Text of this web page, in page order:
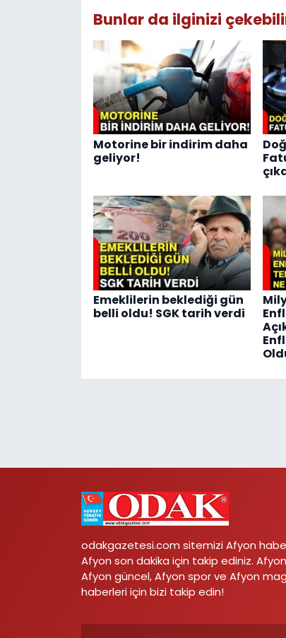
Bunlar da ilginizi
Motorine bir indirim daha
geliyor!
Emeklilerin beklediği gün
belli oldu! SGK tarih verdi
odakgazetesi.com sitemizi Afyon
Afyon son dakika için takip ediniz.
Afyon güncel, Afyon spor ve Afyon
haberleri için bizi takip edin!